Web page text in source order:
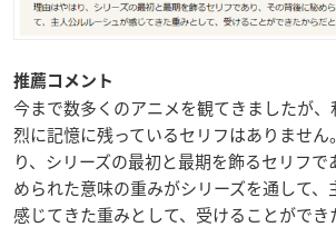
推薦コメント
今まで数多くのアニメを観てきましたが
烈に記憶に残っているセリフはありません
り、シリーズの最初と最期を飾るセリフ
められた意味の重みがシリーズを通して
感じてきた重みとして、受けることができ